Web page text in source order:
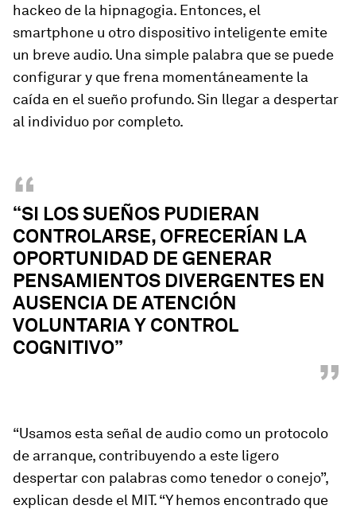
hackeo de la hipnagogia. Entonces, el
smartphone u otro dispositivo inteligente emite
un breve audio. Una simple palabra que se puede
configurar y que frena momentáneamente la
caída en el sueño profundo. Sin llegar a despertar
al individuo por completo.
“
“SI LOS SUEÑOS PUDIERAN
CONTROLARSE, OFRECERÍAN LA
OPORTUNIDAD DE GENERAR
PENSAMIENTOS DIVERGENTES EN
AUSENCIA DE ATENCIÓN
VOLUNTARIA Y CONTROL
COGNITIVO”
”
“Usamos esta señal de audio como un protocolo
de arranque, contribuyendo a este ligero
despertar con palabras como tenedor o conejo”,
explican desde el MIT. “Y hemos encontrado que